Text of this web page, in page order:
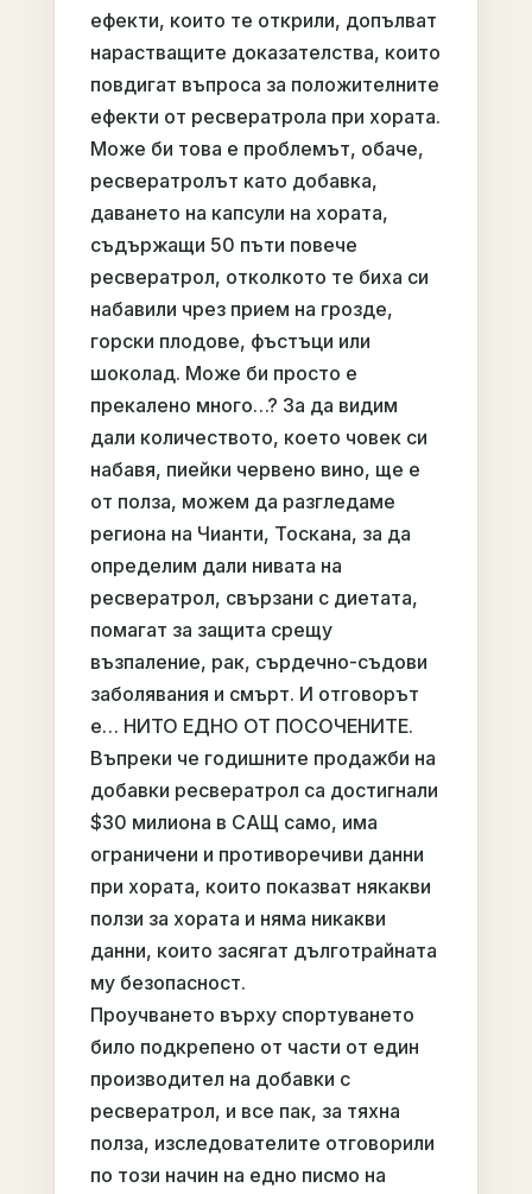
ефекти, които те открили, допълват
нарастващите доказателства, които
повдигат въпроса за положителните
ефекти от ресвератрола при хората.
Може би това е проблемът, обаче,
ресвератролът като добавка,
даването на капсули на хората,
съдържащи 50 пъти повече
ресвератрол, отколкото те биха си
набавили чрез прием на грозде,
горски плодове, фъстъци или
шоколад. Може би просто е
прекалено много…? За да видим
дали количеството, което човек си
набавя, пиейки червено вино, ще е
от полза, можем да разгледаме
региона на Чианти, Тоскана, за да
определим дали нивата на
ресвератрол, свързани с диетата,
помагат за защита срещу
възпаление, рак, сърдечно-съдови
заболявания и смърт. И отговорът
е… НИТО ЕДНО ОТ ПОСОЧЕНИТЕ.
Въпреки че годишните продажби на
добавки ресвератрол са достигнали
$30 милиона в САЩ само, има
ограничени и противоречиви данни
при хората, които показват някакви
ползи за хората и няма никакви
данни, които засягат дълготрайната
му безопасност.
Проучването върху спортуването
било подкрепено от части от един
производител на добавки с
ресвератрол, и все пак, за тяхна
полза, изследователите отговорили
по този начин на едно писмо на